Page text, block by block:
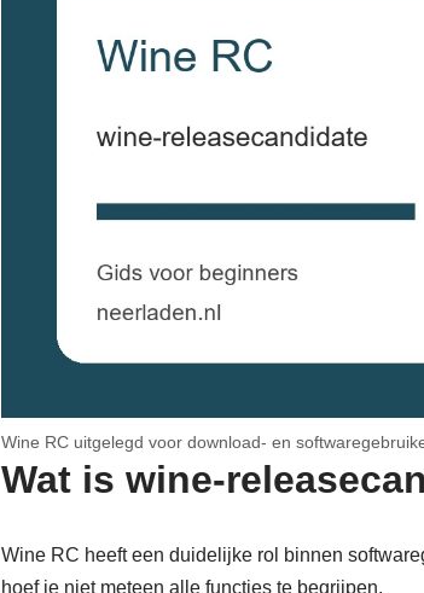
Wine RC uitgelegd voor download- en
Wat is wine-
Wine RC heeft een duidelijke rol binnen
hoef je niet meteen alle functies te begrijpen.